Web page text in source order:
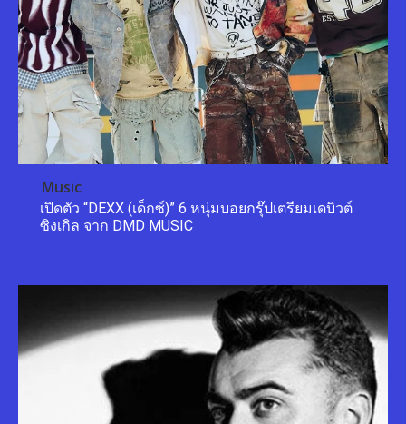
Music
เปิดตัว “DEXX (เด็กซ์)” 6 หนุ่มบอยกรุ๊ปเตรียมเดบิวต์
ซิงเกิล จาก DMD MUSIC